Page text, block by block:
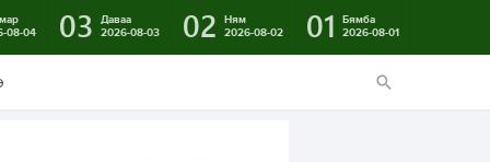
08-04
03
Даваа
2026-08-03
02
Ням
2026-08-02
01
Бямба
2026-08-01